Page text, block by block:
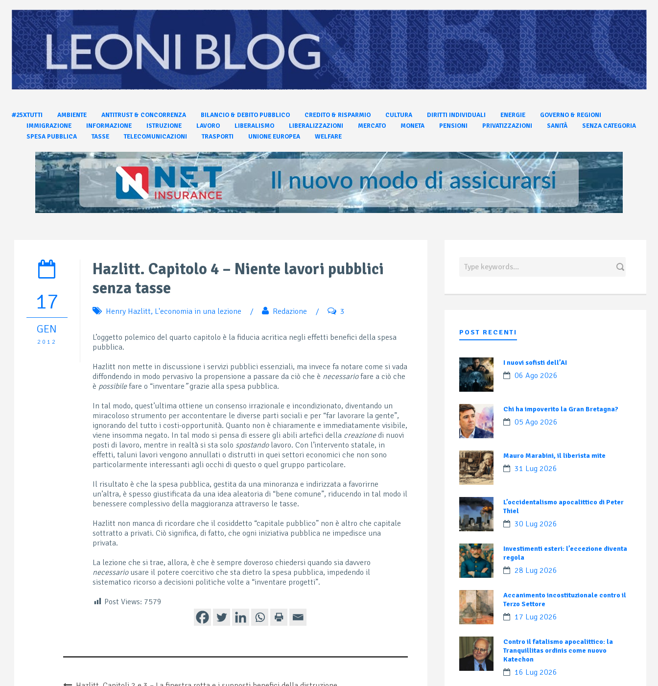
#25XTUTTI AMBIENTE ANTITRUST & CONCORRENZA BILANCIO & DEBITO PUBBLICO CREDITO & RISPARMIO CULTURA DIRITTI INDIVIDUALI ENERGIE
GOVERNO & REGIONI
IMMIGRAZIONE
INFORMAZIONE ISTRUZIONE LAVORO LIBERALISMO LIBERALIZZAZIONI MERCATO MONETA PENSIONI PRIVATIZZAZIONI SANITÀ
SENZA CATEGORIA
SPESA PUBBLICA
TASSE TELECOMUNICAZIONI TRASPORTI UNIONE EUROPEA WELFARE
17
GEN
2012
Hazlitt. Capitolo 4 – Niente lavori pubblici
senza tasse
Henry Hazlitt, L'economia in una lezione / Redazione / 3
L’oggetto polemico del quarto capitolo è la fiducia acritica negli effetti benefici della spesa
pubblica.
Hazlitt non mette in discussione i servizi pubblici essenziali, ma invece fa notare come si vada
diffondendo in modo pervasivo la propensione a passare da ciò che è necessariofare a ciò che
è possibilefare o “inventare”grazie alla spesa pubblica.
In tal modo, quest’ultima ottiene un consenso irrazionale e incondizionato, diventando un
miracoloso strumento per accontentare le diverse parti sociali e per “far lavorare la gente”,
ignorando del tutto i costi-opportunità. Quanto non è chiaramente e immediatamente visibile,
viene insomma negato. In tal modo si pensa di essere gli abili artefici della creazionedi nuovi
posti di lavoro, mentre in realtà si sta solo spostando lavoro. Con l’intervento statale, in
effetti, taluni lavori vengono annullati o distrutti in quei settori economici che non sono
particolarmente interessanti agli occhi di questo o quel gruppo particolare.
Il risultato è che la spesa pubblica, gestita da una minoranza e indirizzata a favorirne
un’altra, è spesso giustificata da una idea aleatoria di “bene comune”, riducendo in tal modo il
benessere complessivo della maggioranza attraverso le tasse.
Hazlitt non manca di ricordare che il cosiddetto “capitale pubblico” non è altro che capitale
sottratto a privati. Ciò significa, di fatto, che ogni iniziativa pubblica ne impedisce una
privata.
La lezione che si trae, allora, è che è sempre doveroso chiedersi quando sia davvero
necessariousare il potere coercitivo che sta dietro la spesa pubblica, impedendo il
sistematico ricorso a decisioni politiche volte a “inventare progetti”.
Post Views: 7579
POST RECENTI
I nuovi sofisti dell’AI
06 Ago 2026
Chi ha impoverito la Gran Bretagna?
05 Ago 2026
Mauro Marabini, il liberista mite
31 Lug 2026
L’occidentalismo apocalittico di Peter
Thiel
30 Lug 2026
Investimenti esteri: l’eccezione diventa
regola
28 Lug 2026
Accanimento incostituzionale contro il
Terzo Settore
17 Lug 2026
Contro il fatalismo apocalittico: la
Tranquillitas ordinis come nuovo
Katechon
16 Lug 2026